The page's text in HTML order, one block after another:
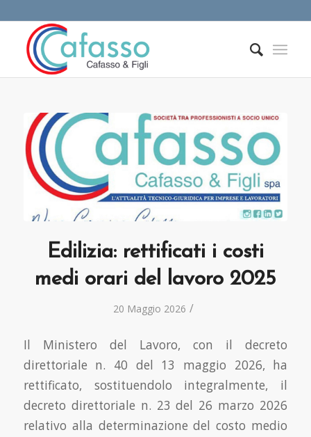
Edilizia: rettificati i costi
medi orari del lavoro 2025
20 Maggio 2026 /
Il Ministero del Lavoro, con il decreto
direttoriale n. 40 del 13 maggio 2026, ha
rettificato, sostituendolo integralmente, il
decreto direttoriale n. 23 del 26 marzo 2026
relativo alla determinazione del costo medio